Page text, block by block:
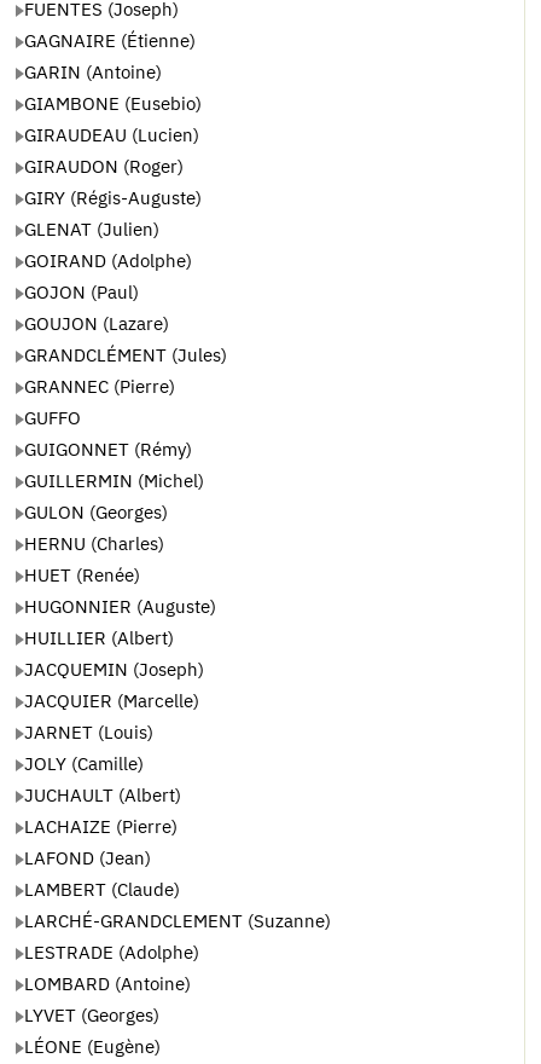
FUENTES (Joseph)
GAGNAIRE (Étienne)
GARIN (Antoine)
GIAMBONE (Eusebio)
GIRAUDEAU (Lucien)
GIRAUDON (Roger)
GIRY (Régis-Auguste)
GLENAT (Julien)
GOIRAND (Adolphe)
GOJON (Paul)
GOUJON (Lazare)
GRANDCLÉMENT (Jules)
GRANNEC (Pierre)
GUFFO
GUIGONNET (Rémy)
GUILLERMIN (Michel)
GULON (Georges)
HERNU (Charles)
HUET (Renée)
HUGONNIER (Auguste)
HUILLIER (Albert)
JACQUEMIN (Joseph)
JACQUIER (Marcelle)
JARNET (Louis)
JOLY (Camille)
JUCHAULT (Albert)
LACHAIZE (Pierre)
LAFOND (Jean)
LAMBERT (Claude)
LARCHÉ-GRANDCLEMENT (Suzanne)
LESTRADE (Adolphe)
LOMBARD (Antoine)
LYVET (Georges)
LÉONE (Eugène)